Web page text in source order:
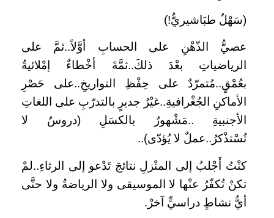
(سَهْلٌ طبَاشيريٌّ!)
عصيُّ الذّهْنِ على الحسابِ أوَّلاً..ثمَّ على
الرياضياتِ بعْدَ ذلكَ..ثمَّةَ أخْطاءٌ إمْلائيةٌ
بعُمْقٍ..مُتمرّدٌ على حِفْظِ التواريخِ..على حَصْرِ
الأماكنِ الجُغْرافيةِ..غيْرُ جديرٍ بالتدرّبِ على اللغاتِ
الأجنبيةِ ..مَشْهورٌ بالكسَلِ (دروسٌ لا
تُسْتذْكرُ..عملٌ لا يُؤدّى)..
كنْتُ أَجْلبُ إلى المنْزلِ نتائجَ تَدْعو إلى الرثاءِ..لمْ
تكنْ تُكفّرُ عنْها لا الموسيقى ولا الرياضةُ ولا حتَّى
أيُّ نشاطٍ دراسيٍّ آخرْ.